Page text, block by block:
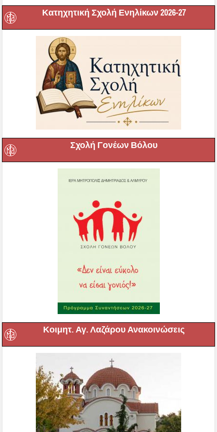
Κατηχητική Σχολή Ενηλίκων 2026-27
Σχολή Γονέων Βόλου
Κοιμητ. Αγ. Λαζάρου Ανακοινώσεις